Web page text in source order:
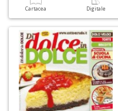
Cartacea Digitale